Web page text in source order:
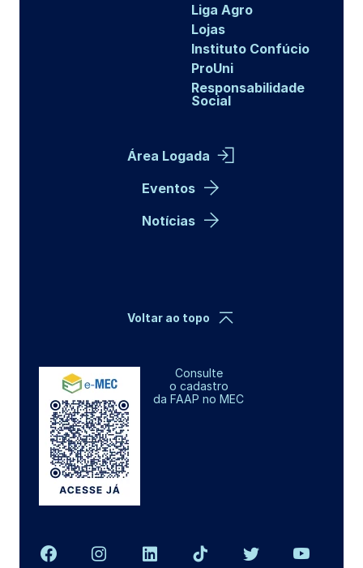
Liga Agro
Lojas
Instituto Confúcio
ProUni
Responsabilidade
Social
Área Logada
Eventos
Notícias
Consulte
o cadastro
da FAAP no MEC
Voltar ao topo